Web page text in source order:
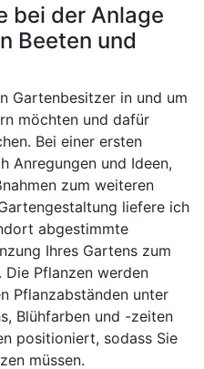
bei der Anlage
Beeten und
Gartenbesitzer in und um
möchten und dafür
Bei einer ersten
Anregungen und Ideen,
zum weiteren
liefere ich
abgestimmte
Ihres Gartens zum
. Die Pflanzen werden
Pflanzabständen unter
Blühfarben und -zeiten
positioniert, sodass Sie
müssen.